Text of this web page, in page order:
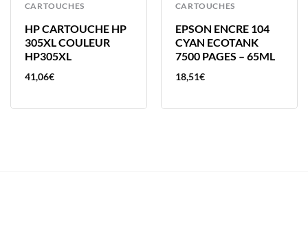
CARTOUCHES
HP CARTOUCHE HP
305XL COULEUR
HP305XL
41,06€
CARTOUCHES
EPSON ENCRE 104
CYAN ECOTANK
7500 PAGES – 65ML
18,51€